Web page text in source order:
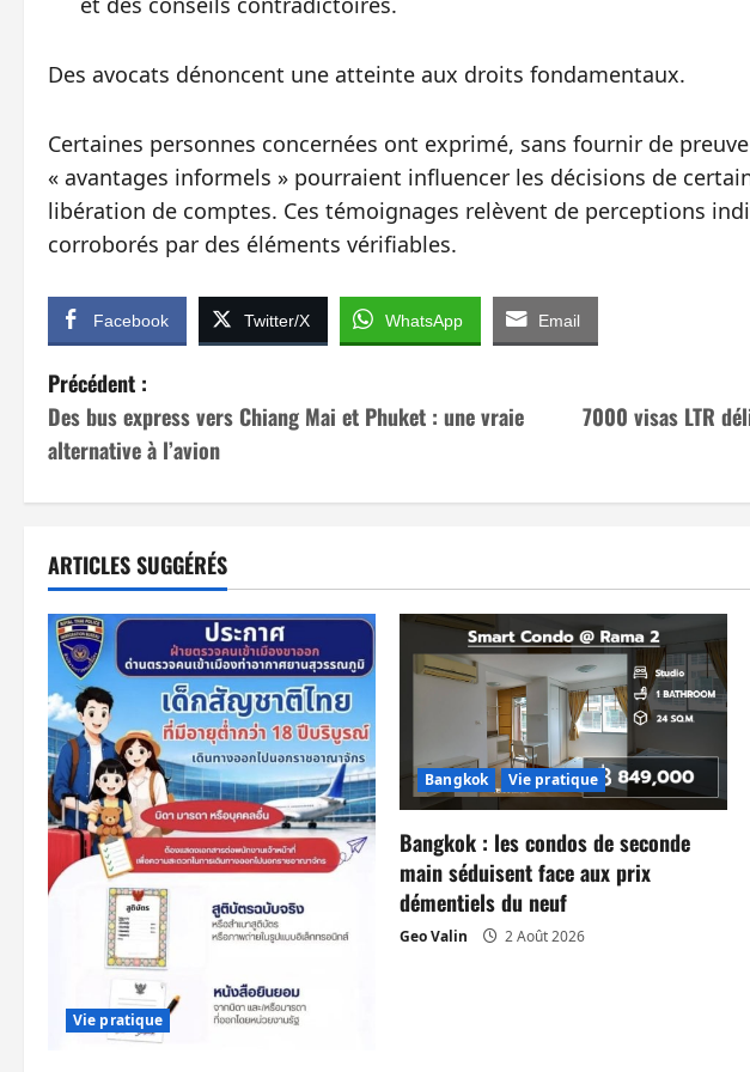
Des avocats dénoncent une atteinte aux droits fondamentaux.
Certaines personnes concernées ont exprimé, sans fournir de
« avantages informels » pourraient influencer les décisions de
libération de comptes. Ces témoignages relèvent de perceptions
corroborés par des éléments vérifiables.
Facebook Twitter/X WhatsApp Email
N
a
v
g
a
t
i
o
n
d
Précédent :
Des bus express vers Chiang Mai et Phuket : une vraie
alternative à l’avion
7000 visas LTR
ARTICLES SUGGÉRÉS
Vie pratique
Bangkok Vie pratique
Bangkok : les condos de seconde
main séduisent face aux prix
démentiels du neuf
Geo Valin 2 Août 2026